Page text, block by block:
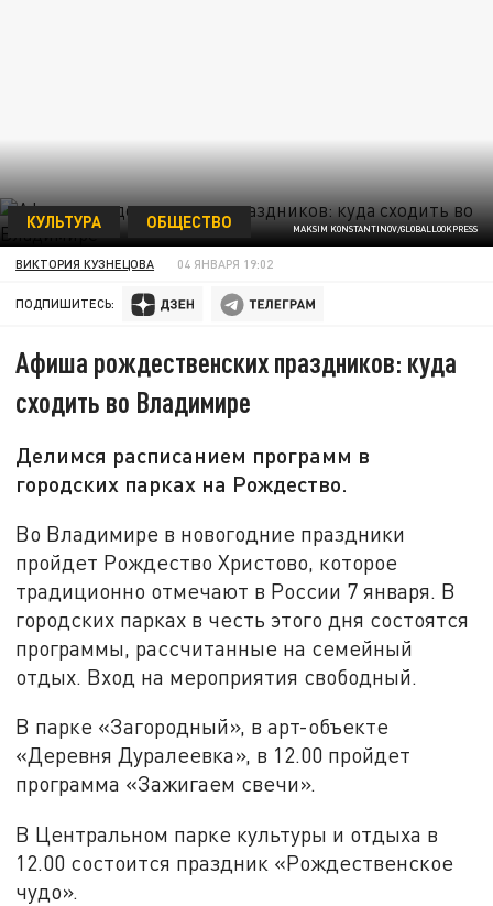
MAKSIM KONSTANTINOV/GLOBALLOOKPRESS
КУЛЬТУРА ОБЩЕСТВО
ВИКТОРИЯ КУЗНЕЦОВА 04 ЯНВАРЯ 19:02
ПОДПИШИТЕСЬ:
Афиша рождественских праздников: куда
сходить во Владимире
Делимся расписанием программ в
городских парках на Рождество.
Во Владимире в новогодние праздники
пройдет Рождество Христово, которое
традиционно отмечают в России 7 января. В
городских парках в честь этого дня состоятся
программы, рассчитанные на семейный
отдых. Вход на мероприятия свободный.
В парке «Загородный», в арт-объекте
«Деревня Дуралеевка», в 12.00 пройдет
программа «Зажигаем свечи».
В Центральном парке культуры и отдыха в
12.00 состоится праздник «Рождественское
чудо».